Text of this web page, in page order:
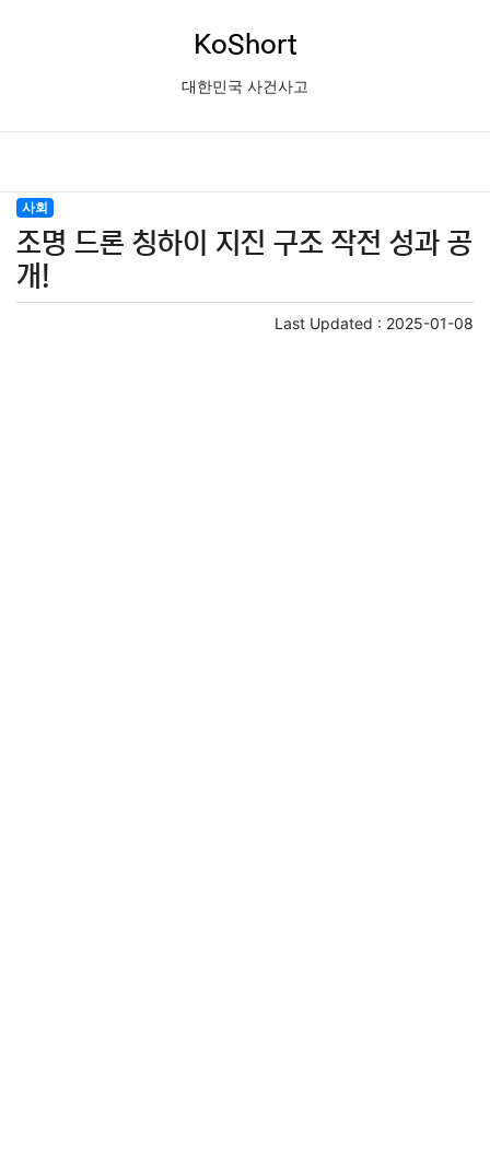
KoShort
대한민국 사건사고
사회
조명 드론 칭하이 지진 구조 작전 성과 공
개!
Last Updated : 2025-01-08